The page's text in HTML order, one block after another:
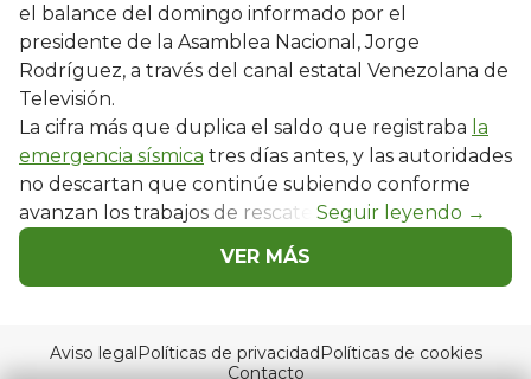
el balance del domingo informado por el
presidente de la Asamblea Nacional, Jorge
Rodríguez, a través del canal estatal Venezolana de
Televisión.
La cifra más que duplica el saldo que registraba la
emergencia sísmica tres días antes, y las autoridades
no descartan que continúe subiendo conforme
avanzan los trabajos de rescate.
VER MÁS
Aviso legalPolíticas de privacidadPolíticas de cookies
Contacto